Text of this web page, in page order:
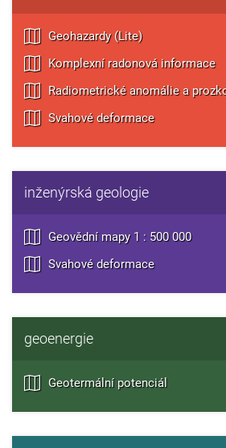
Geohazardy (Lite)
Komplexní radonová informace
Radiometrické anomálie a
Svahové deformace
inženýrská geologie
Geovědní mapy 1 : 500 000
Svahové deformace
geoenergie
Geotermální potenciál